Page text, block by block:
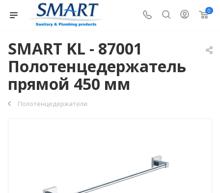
0
SMART KL - 87001
Полотенцедержатель
прямой 450 мм
Полотенцедержатели